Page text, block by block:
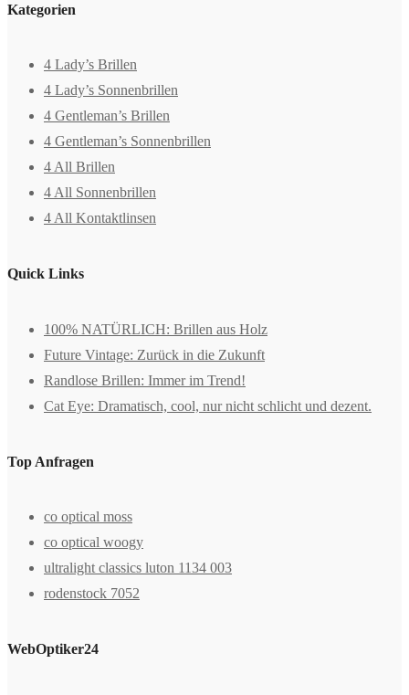
Kategorien
4 Lady’s Brillen
4 Lady’s Sonnenbrillen
4 Gentleman’s Brillen
4 Gentleman’s Sonnenbrillen
4 All Brillen
4 All Sonnenbrillen
4 All Kontaktlinsen
Quick Links
100% NATÜRLICH: Brillen aus Holz
Future Vintage: Zurück in die Zukunft
Randlose Brillen: Immer im Trend!
Cat Eye: Dramatisch, cool, nur nicht schlicht und dezent.
Top Anfragen
co optical moss
co optical woogy
ultralight classics luton 1134 003
rodenstock 7052
WebOptiker24